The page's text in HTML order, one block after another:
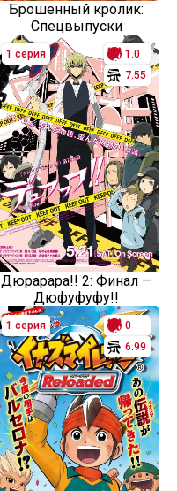
Брошенный кролик:
Спецвыпуски
1 серия
1.0
7.55
Дюрарара!! 2: Финал —
Дюфуфуфу!!
1 серия
0
6.99